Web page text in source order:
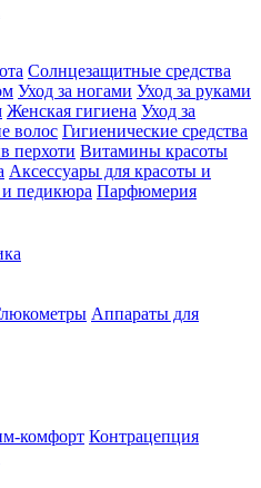
Солнцезащитные средства
Уход за ногами Уход за руками
Женская гигиена Уход за
волос Гигиенические средства
перхоти Витамины красоты
Аксессуары для красоты и
педикюра Парфюмерия
Аппараты для
комфорт Контрацепция